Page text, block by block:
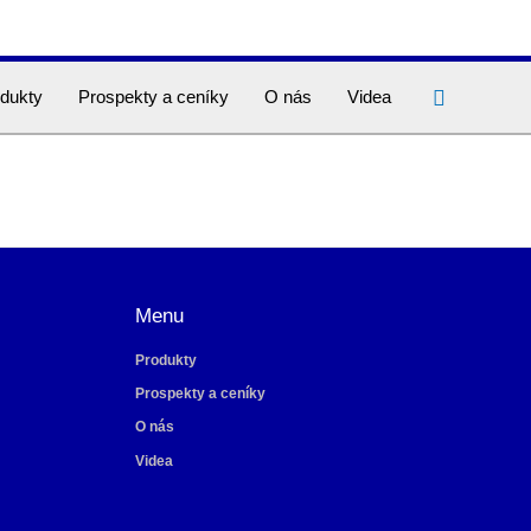
Prospekty a ceníky O nás Videa Hledat
Menu
Produkty
Prospekty a ceníky
O nás
Videa